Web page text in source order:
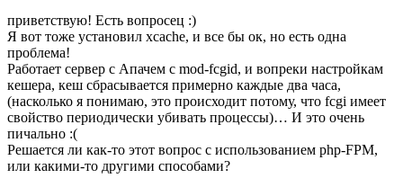
приветствую! Есть вопросец :)
Я вот тоже установил xcache, и все бы ок, но есть одна
проблема!
Работает сервер с Апачем с mod-fcgid, и вопреки настройкам
кешера, кеш сбрасывается примерно каждые два часа,
(насколько я понимаю, это происходит потому, что fcgi имеет
свойство периодически убивать процессы)… И это очень
пичально :(
Решается ли как-то этот вопрос с использованием php-FPM,
или какими-то другими способами?